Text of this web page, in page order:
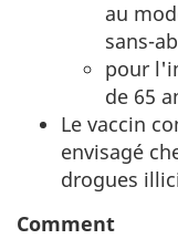
au
sans-
pour
de 65
Le vaccin
envisagé
drogues
Comment